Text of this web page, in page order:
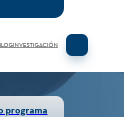
INVESTIGACIÓN
programa